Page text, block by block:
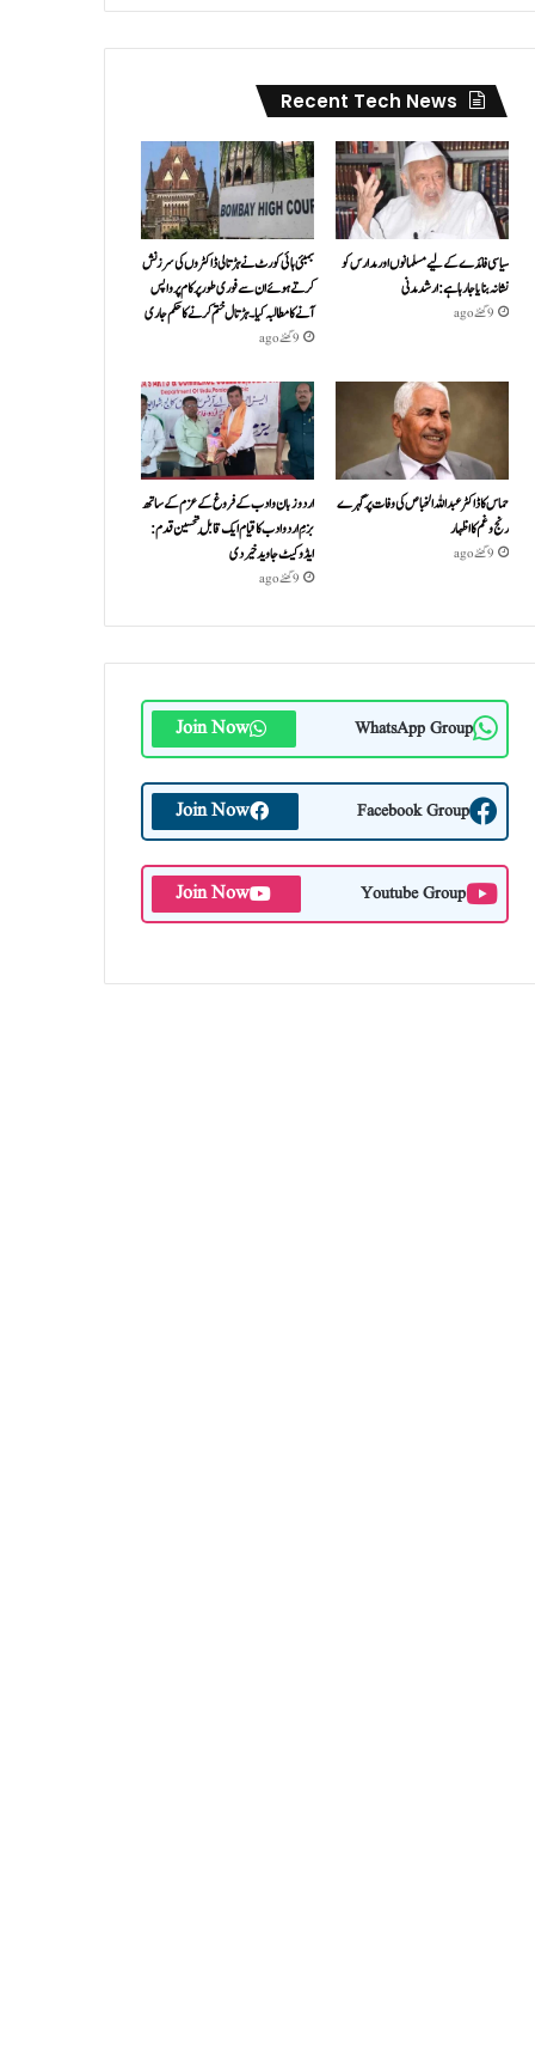
Recent Tech News
سیاسی فائدے کے لیے مسلمانوں اور مدارس کو
نشانہ بنایا جا رہا ہے: ارشد مدنی
9 گھنٹے ago
بمبئی ہائی کورٹ نے ہڑتالی ڈاکٹروں کی سرزنش
کرتے ہوئے ان سے فوری طور پر کام پر واپس
آنے کا مطالبہ کیا۔ہڑتال ختم کرنے کا حکم جاری
9 گھنٹے ago
حماس کا ڈاکٹر عبداللہ الخباص کی وفات پر گہرے
رنج وغم کااظہار
9 گھنٹے ago
اردو زبان و ادب کے فروغ کے عزم کے ساتھ
بزمِ اردو ادب کا قیام ایک قابلِ تحسین قدم :
ایڈوکیٹ جاوید خیردی
9 گھنٹے ago
WhatsApp Group
Join Now
Facebook Group
Join Now
Youtube Group
Join Now